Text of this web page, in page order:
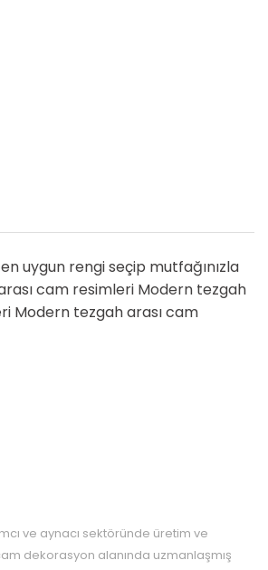
uygun rengi seçip mutfağınızla
cam resimleri Modern tezgah
Modern tezgah arası cam
ve aynacı sektöründe üretim ve
dekorasyon alanında uzmanlaşmış